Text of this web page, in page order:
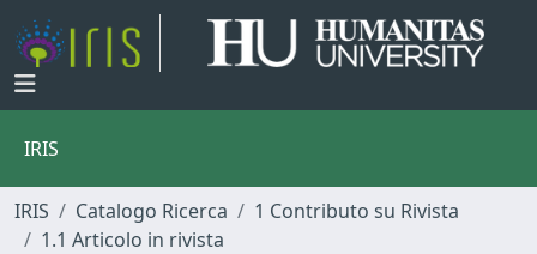
IRIS
IRIS Catalogo Ricerca
1 Contributo su Rivista
1.1 Articolo in rivista